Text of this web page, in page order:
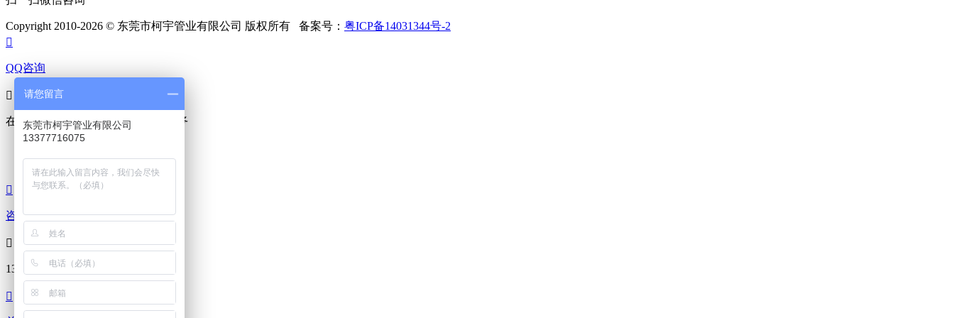
Copyright 2010-2026 © 东莞市柯宇管业有限公司 版权所有 备案号： 粤ICP备14031344号-2

QQ咨询

在线咨询真诚为您提供专业解答服务
在线客服

咨询热线

133-7771-60757*24小时服务热线

请您留言
东莞市柯宇管业有限公司
13377716075